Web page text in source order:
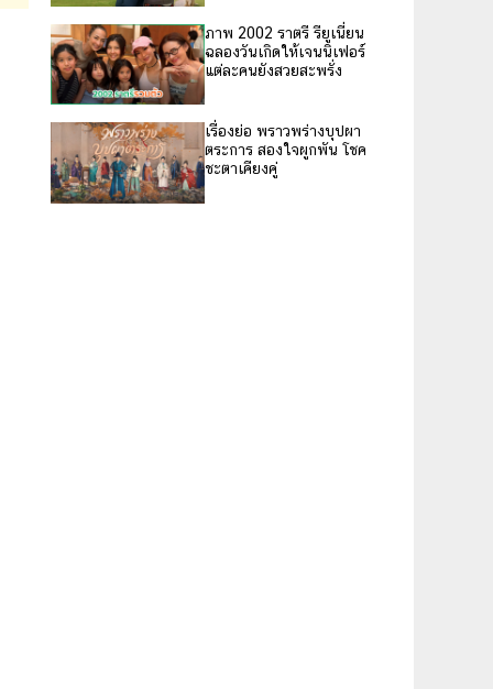
ภาพ 2002 ราตรี รียูเนี่ยน
ฉลองวันเกิดให้เจนนิเฟอร์
แต่ละคนยังสวยสะพรั่ง
เรื่องย่อ พราวพร่างบุปผา
ตระการ สองใจผูกพัน โชค
ชะตาเคียงคู่